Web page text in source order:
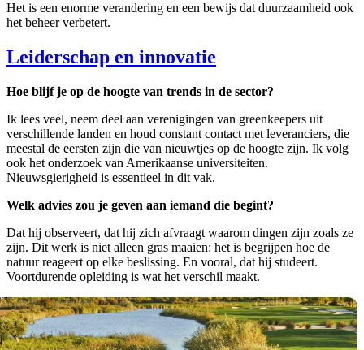
Het is een enorme verandering en een bewijs dat duurzaamheid ook
het beheer verbetert.
Leiderschap en innovatie
Hoe blijf je op de hoogte van trends in de sector?
Ik lees veel, neem deel aan verenigingen van greenkeepers uit
verschillende landen en houd constant contact met leveranciers, die
meestal de eersten zijn die van nieuwtjes op de hoogte zijn. Ik volg
ook het onderzoek van Amerikaanse universiteiten.
Nieuwsgierigheid is essentieel in dit vak.
Welk advies zou je geven aan iemand die begint?
Dat hij observeert, dat hij zich afvraagt waarom dingen zijn zoals ze
zijn. Dit werk is niet alleen gras maaien: het is begrijpen hoe de
natuur reageert op elke beslissing. En vooral, dat hij studeert.
Voortdurende opleiding is wat het verschil maakt.